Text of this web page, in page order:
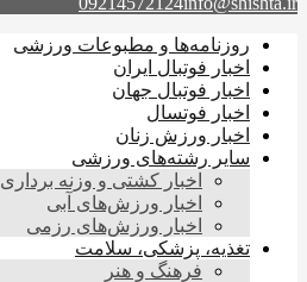
روزنامه‌ها و مطبوعات ورزشی
اخبار فوتبال ایران
اخبار فوتبال جهان
اخبار فوتسال
اخبار ورزش زنان
سایر رشته‌های ورزشی
اخبار کشتی و وزنه برداری
اخبار ورزش‌های آبی
اخبار ورزش‌های رزمی
تغذیه، پزشکی، سلامت
فرهنگ و هنر